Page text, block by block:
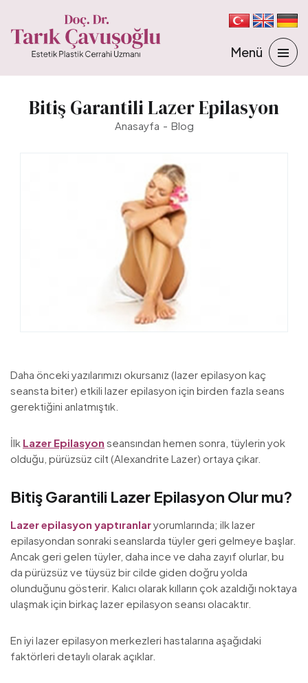
Bitiş Garantili Lazer Epilasyon
Anasayfa Blog
Daha önceki yazılarımızı okursanız (lazer epilasyon kaç
seansta biter) etkili lazer epilasyon için birden fazla seans
gerektiğini anlatmıştık.
İlk Lazer Epilasyon seansından hemen sonra, tüylerin yok
olduğu, pürüzsüz cilt (Alexandrite Lazer) ortaya çıkar.
Bitiş Garantili Lazer Epilasyon Olur mu?
Lazer epilasyon yaptıranlaryorumlarında; ilk lazer
epilasyondan sonraki seanslarda tüyler geri gelmeye başlar.
Ancak geri gelen tüyler, daha ince ve daha zayıf olurlar, bu
da pürüzsüz ve tüysüz bir cilde giden doğru yolda
olunduğunu gösterir. Kalıcı olarak kılların çok azaldığı noktaya
ulaşmak için birkaç lazer epilasyon seansı olacaktır.
En iyi lazer epilasyon merkezleri hastalarına aşağıdaki
faktörleri detaylı olarak açıklar.